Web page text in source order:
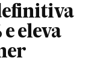
e eleva